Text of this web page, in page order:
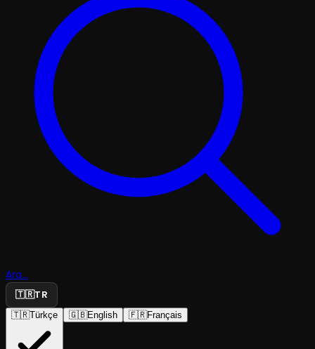
Ara...
🇹🇷TR
🇹🇷Türkçe 🇬🇧English 🇫🇷Français